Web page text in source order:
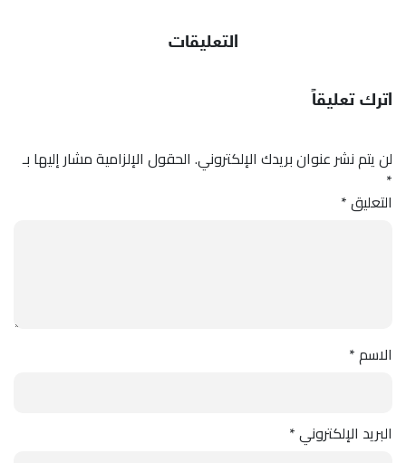
التعليقات
اترك تعليقاً
لن يتم نشر عنوان بريدك الإلكتروني. الحقول الإلزامية مشار إليها بـ
*
التعليق*
الاسم*
البريد الإلكتروني*